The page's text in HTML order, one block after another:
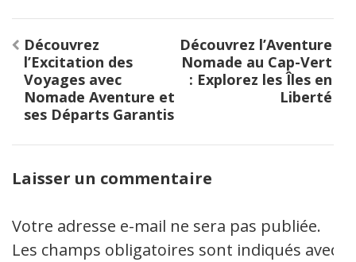
Navigation
de
l’article
Découvrez
l’Excitation des
Voyages avec
Nomade Aventure et
ses Départs Garantis
Découvrez l’Aventure
Nomade au Cap-Vert
: Explorez les Îles en
Liberté
Laisser un commentaire
Votre adresse e-mail ne sera pas publiée.
Les champs obligatoires sont indiqués avec